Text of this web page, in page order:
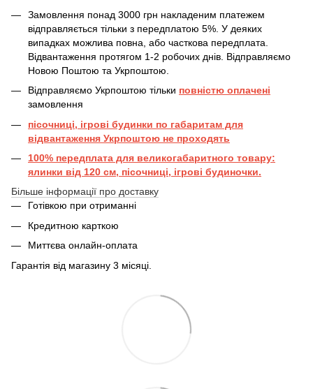
Замовлення понад 3000 грн накладеним платежем
відправляється тільки з передплатою 5%. У деяких
випадках можлива повна, або часткова передплата.
Відвантаження протягом 1-2 робочих днів. Відправляємо
Новою Поштою та Укрпоштою.
Відправляємо Укрпоштою тільки повністю оплачені
замовлення
пісочниці, ігрові будинки по габаритам для
відвантаження Укрпоштою не проходять
100% передплата для великогабаритного товару:
ялинки від 120 см, пісочниці, ігрові будиночки.
Більше інформації про доставку
Готівкою при отриманні
Кредитною карткою
Миттєва онлайн-оплата
Гарантія від магазину 3 місяці.